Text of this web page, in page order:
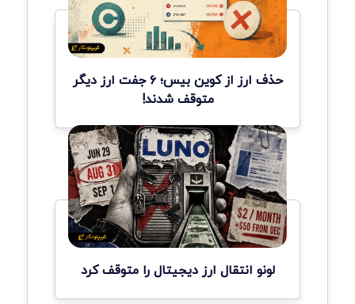
حذف ارز از کوین بیس؛ ۶ جفت ارز دیگر
متوقف شدند!
لونو انتقال ارز دیجیتال را متوقف کرد